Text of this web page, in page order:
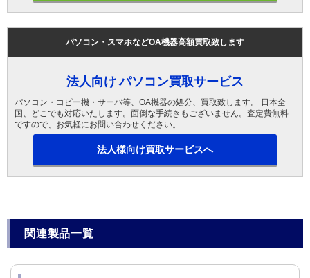
パソコン・スマホなどOA機器高額買取致します
法人向け パソコン買取サービス
パソコン・コピー機・サーバ等、OA機器の処分、買取致します。 日本全
国、どこでも対応いたします。面倒な手続きもございません。査定費無料
ですので、お気軽にお問い合わせください。
法人様向け買取サービスへ
関連製品一覧